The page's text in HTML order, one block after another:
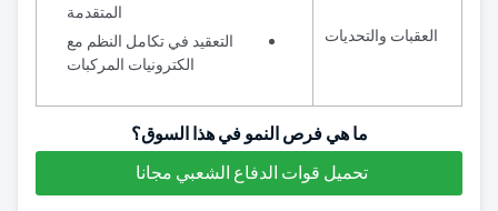
العقبات والتحديات
المتقدمة
التعقيد في تكامل النظم مع
الكترونيات المركبات
ما هي فرص النمو في هذا السوق؟
تحميل قوات الدفاع الشعبي مجانا